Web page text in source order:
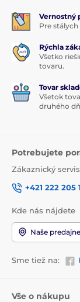
Vernostný
Pre
Rýchla
Všetko
tovaru.
Tovar
Všetok
druhého
Potrebujete
Zákaznický
+421 222 205
Kde nás nájdete
Naše predajne
Sme tiež na:
Vše o nákupu